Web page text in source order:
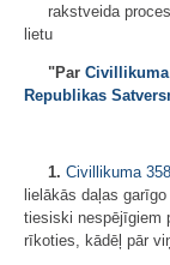
rakstveida
lietu
"Par Civillikuma
Republikas
1. Civillikuma
lielākās daļas
tiesiski nespējīgiem
rīkoties, kādēļ pār